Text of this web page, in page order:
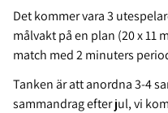
Det kommer vara 3
målvakt på en plan (20 x 11
match med 2 minuters
Tanken är att anordna 3-4
sammandrag efter jul, vi